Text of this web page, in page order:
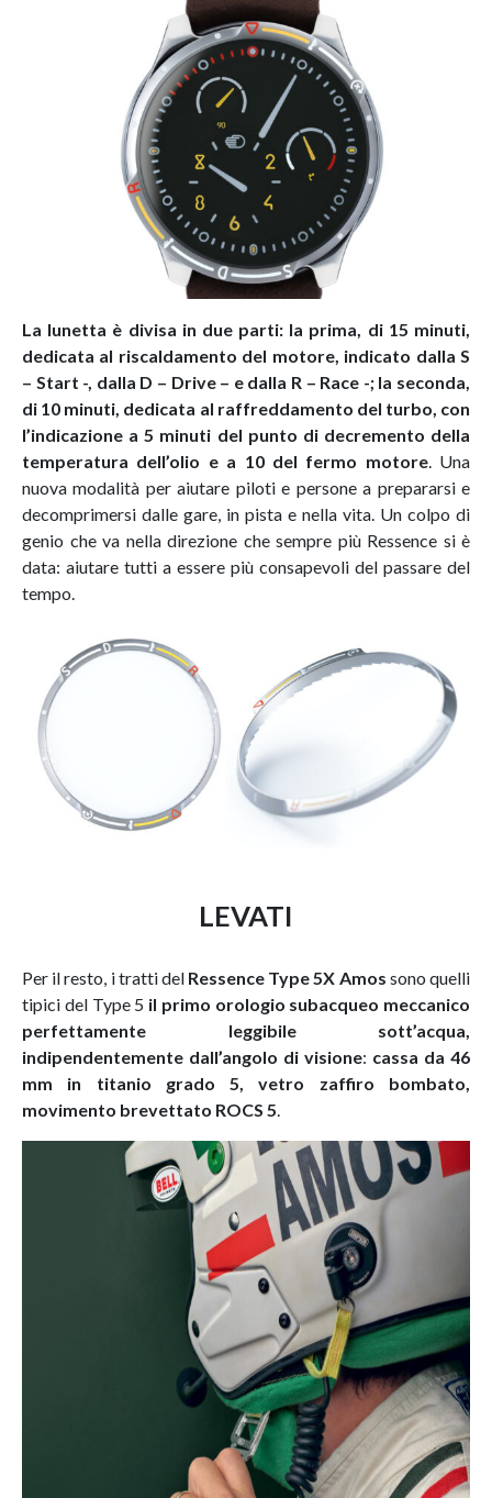
La lunetta è divisa in due parti: la prima, di 15 minuti,
dedicata al riscaldamento del motore, indicato dalla S
– Start -, dalla D – Drive – e dalla R – Race -; la seconda,
di 10 minuti, dedicata al raffreddamento del turbo, con
l’indicazione a 5 minuti del punto di decremento della
temperatura dell’olio e a 10 del fermo motore. Una
nuova modalità per aiutare piloti e persone a prepararsi e
decomprimersi dalle gare, in pista e nella vita. Un colpo di
genio che va nella direzione che sempre più Ressence si è
data: aiutare tutti a essere più consapevoli del passare del
tempo.
LEVATI
Per il resto, i tratti del Ressence Type 5X Amos sono quelli
tipici del Type 5 il primo orologio subacqueo meccanico
perfettamente leggibile sott’acqua,
indipendentemente dall’angolo di visione: cassa da 46
mm in titanio grado 5, vetro zaffiro bombato,
movimento brevettato ROCS 5